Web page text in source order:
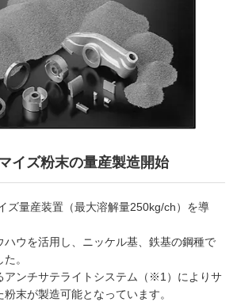
イズ粉末の量産製造開始
ズ量産装置（最大溶解量250kg/ch）を導
ハウを活用し、ニッケル基、鉄基の鋼種で
。
アンチサテライトシステム（※1）によりサ
末が製造可能となっています。